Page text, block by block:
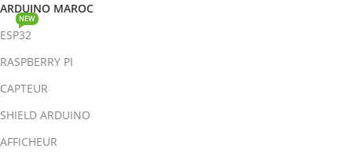
ARDUINO MAROC
ESP32
NEW
RASPBERRY PI
CAPTEUR
SHIELD ARDUINO
AFFICHEUR